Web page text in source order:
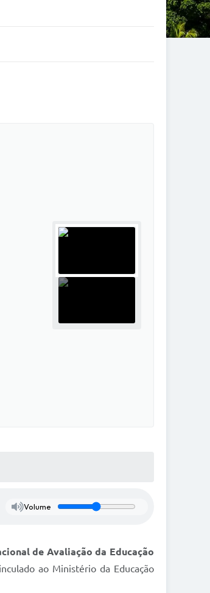
Volume
de Avaliação da Educação
ao Ministério da Educação